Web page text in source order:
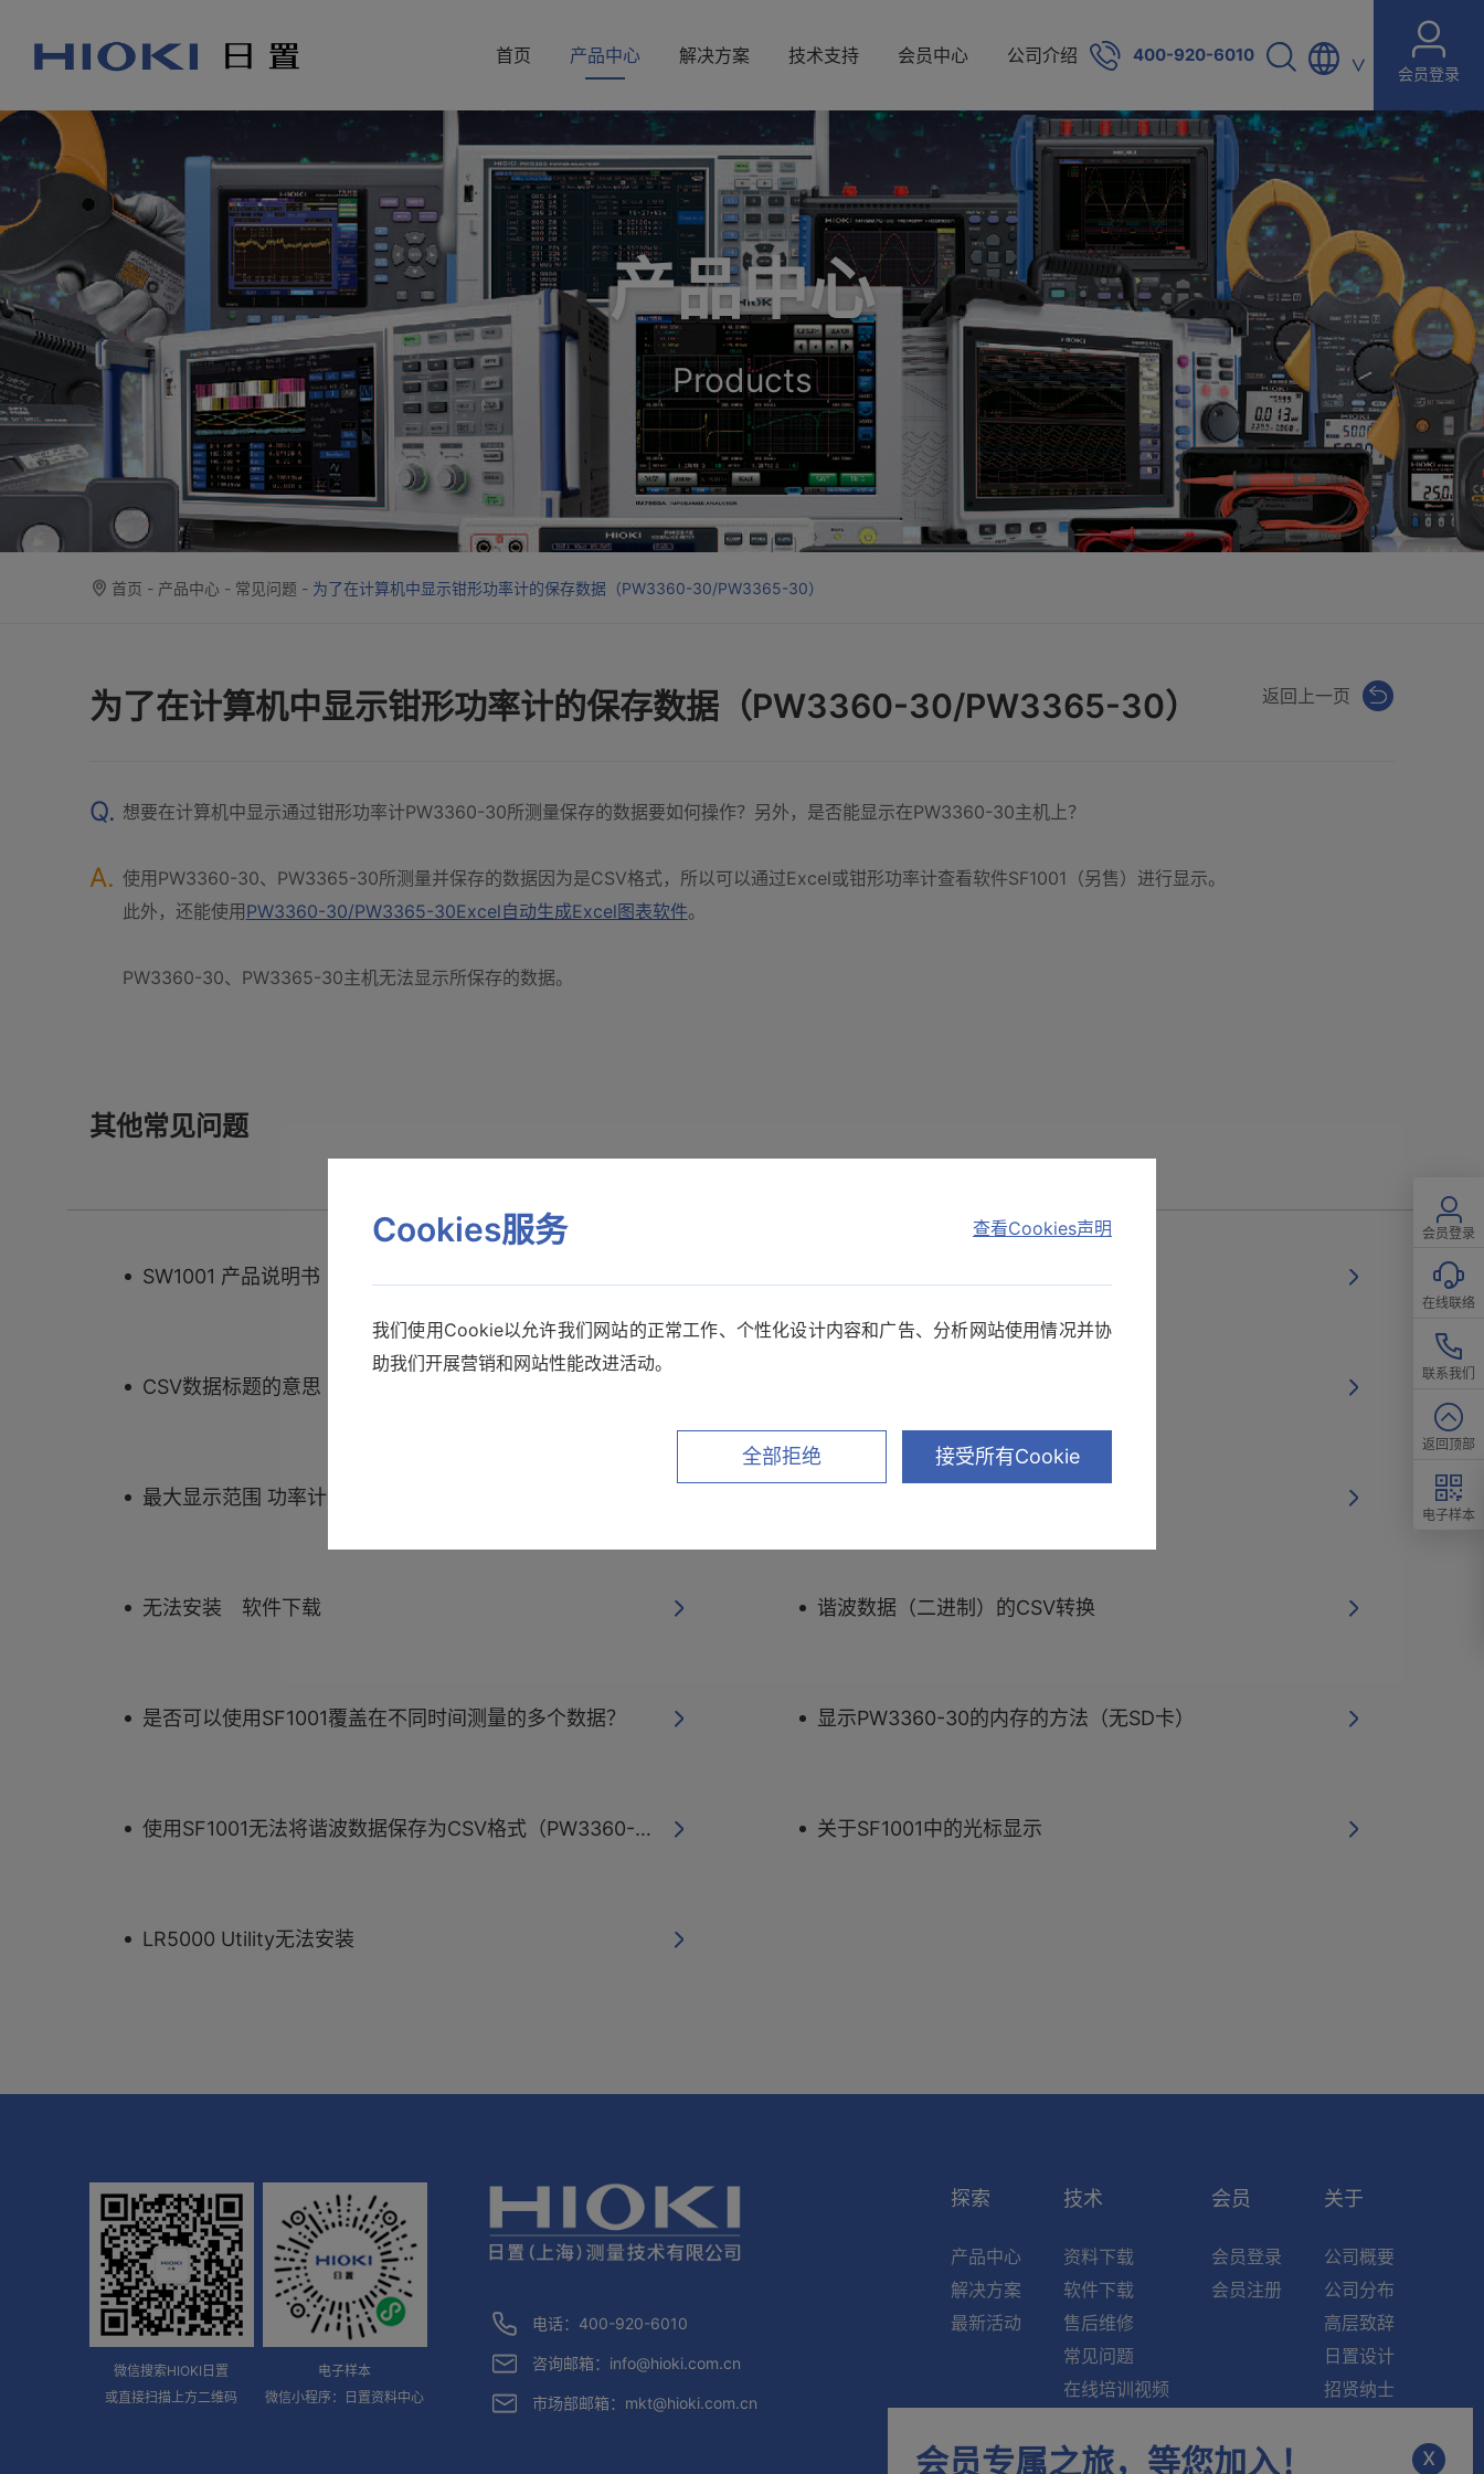
首页 产品中心 解决方案 技术支持 会员中心 公司介绍 400-920-6010 ∨ 会员登录
会员专属之旅，等您加入！ x
产品中心
Products
首页 - 产品中心- 常见问题 - 为了在计算机中显示钳形功率计的保存数据（PW3360-30/PW3365-30）
为了在计算机中显示钳形功率计的保存数据（PW3360-30/PW3365-30） 返回上一页
Q. 想要在计算机中显示通过钳形功率计PW3360-30所测量保存的数据要如何操作？另外，是否能显示在PW3360-30主机上？
A. 使用PW3360-30、PW3365-30所测量并保存的数据因为是CSV格式，所以可以通过Excel或钳形功率计查看软件SF1001（另售）进行显示。
此外，还能使用 PW3360-30/PW3365-30Excel自动生成Excel图表软件。
PW3360-30、PW3365-30主机无法显示所保存的数据。
其他常见问题
SW1001 产品说明书
CSV数据标题的意思 PW3360-30
最大显示范围 功率计查看软件
无法安装 软件下载 谐波数据（二进制）的CSV转换
是否可以使用SF1001覆盖在不同时间测量的多个数据？ 显示PW3360-30的内存的方法（无SD卡）
使用SF1001无法将谐波数据保存为CSV格式（PW3360-31） 关于SF1001中的光标显示
LR5000 Utility无法安装
微信搜索HIOKI日置
或直接扫描上方二维码
电子样本
微信小程序：日置资料中心
电话：400-920-6010
咨询邮箱： info@hioki.com.cn
市场部邮箱： mkt@hioki.com.cn
探索
产品中心
解决方案
最新活动
技术
资料下载
软件下载
售后维修
常见问题
在线培训视频
维修中心
会员
会员登录
会员注册
关于
公司概要
公司分布
高层致辞
日置设计
招贤纳士
会员登录
在线联络
联系我们
返回顶部
电子样本
Cookies服务 查看Cookies声明
我们使用Cookie以允许我们网站的正常工作、个性化设计内容和广告、分析网站使用情况并协
助我们开展营销和网站性能改进活动。
全部拒绝 接受所有Cookie